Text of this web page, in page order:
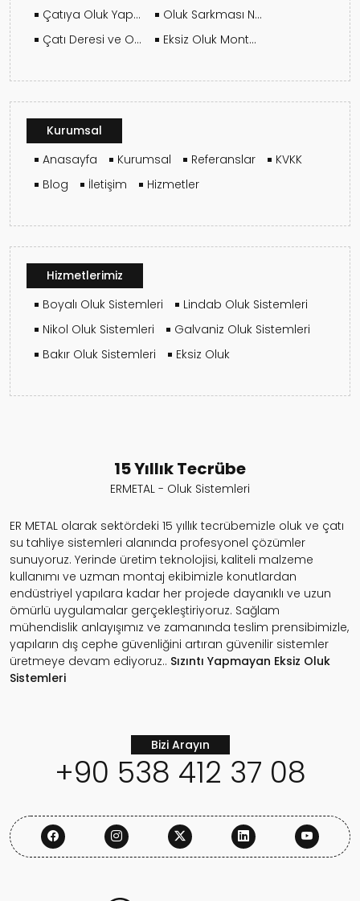
15 Yıllık Tecrübe
ERMETAL - Oluk Sistemleri
ER METAL olarak sektördeki 15 yıllık tecrübemizle oluk ve çatı
su tahliye sistemleri alanında profesyonel çözümler
sunuyoruz. Yerinde üretim teknolojisi, kaliteli malzeme
kullanımı ve uzman montaj ekibimizle konutlardan
endüstriyel yapılara kadar her projede dayanıklı ve uzun
ömürlü uygulamalar gerçekleştiriyoruz. Sağlam
mühendislik anlayışımız ve zamanında teslim prensibimizle,
yapıların dış cephe güvenliğini artıran güvenilir sistemler
üretmeye devam ediyoruz.. Sızıntı Yapmayan Eksiz Oluk
Sistemleri
Bizi Arayın
+90 538 412 37 08
Kurumsal
Anasayfa
Kurumsal Referanslar
KVKK
Blog
İletişim Hizmetler
Hizmetlerimiz
Boyalı Oluk Sistemleri
Lindab Oluk Sistemleri
Nikol Oluk Sistemleri
Galvaniz Oluk Sistemleri
Bakır Oluk Sistemleri
Eksiz Oluk
Çatıya Oluk Yaptırmak Su Yalıtımını Nasıl Etkiler?
Oluk Sarkması Neden Olur?
Çatı Deresi ve Oluk Arasındaki Fark Nedir?
Eksiz Oluk Montajında Bilmeniz Gereken Her Şey